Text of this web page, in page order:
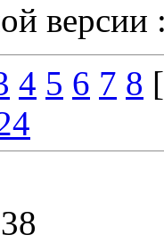
4 5 6 7 8 [